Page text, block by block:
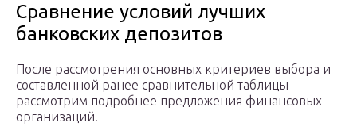
Сравнение условий лучших
банковских депозитов
После рассмотрения основных критериев выбора и
составленной ранее сравнительной таблицы
рассмотрим подробнее предложения финансовых
организаций.